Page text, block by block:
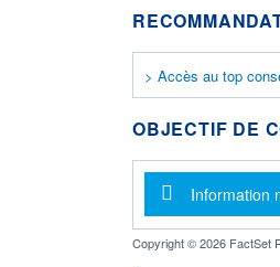
> Accès au top
OBJECTIF DE
Message
Information
Copyright © 2026 FactSet